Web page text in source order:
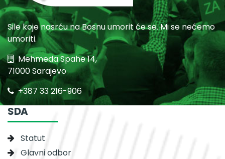
Sile koje nasrću na Bosnu umorit će se. Mi se nećemo
umoriti.
Mehmeda Spahe 14,
71000 Sarajevo
+387 33 216-906
SDA
Statut
Glavni odbor